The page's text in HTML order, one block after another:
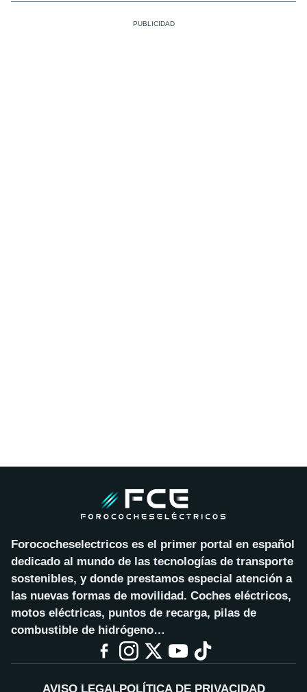
Forococheselectricos es el primer portal en español
dedicado al mundo de las tecnologías de transporte
sostenibles, y donde prestamos especial atención a
las nuevas formas de movilidad. Coches eléctricos,
motos eléctricas, puntos de recarga, pilas de
combustible de hidrógeno…
AVISO LEGALPOLÍTICA DE PRIVACIDAD